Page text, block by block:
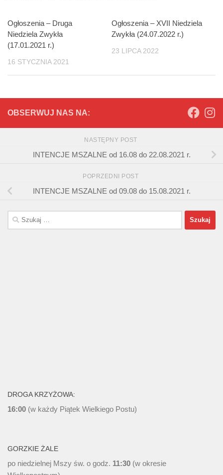
Ogłoszenia – Druga
Niedziela Zwykła
(17.01.2021 r.)
16 STYCZNIA 2021
Ogłoszenia – XVII Niedziela
Zwykła (24.07.2022 r.)
23 LIPCA 2022
OBSERWUJ NAS NA:
NASTĘPNY POST
INTENCJE MSZALNE od 16.08 do 22.08.2021 r.
POPRZEDNI POST
INTENCJE MSZALNE od 09.08 do 15.08.2021 r.
Szukaj:
DROGA KRZYŻOWA:
16:00 (w każdy Piątek Wielkiego Postu)
GORZKIE ŻALE
po niedzielnej Mszy św. o godz. 11:30 (w okresie